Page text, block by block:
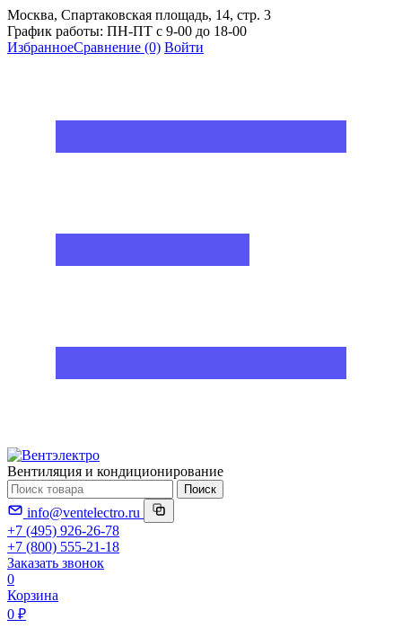
Москва, Спартаковская площадь, 14, стр. 3
График работы: ПН-ПТ с 9-00 до 18-00
ИзбранноеСравнение (0) Войти
Вентиляция и кондиционирование
Поиск
info@ventelectro.ru
+7 (495) 926-26-78
+7 (800) 555-21-18
Заказать звонок
0
Корзина
0 ₽